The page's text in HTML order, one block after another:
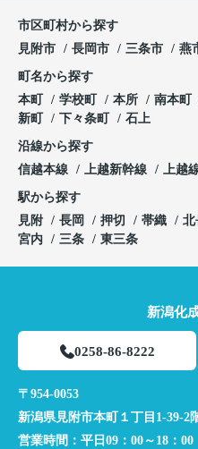
市区町村から探す
見附市
長岡市 三条市 燕
町名から探す
本町
学校町 本所 南本町
新町
下々条町 石上
沿線から探す
信越本線
上越新幹線 上越
駅から探す
見附
長岡 押切 帯織 北
宮内
三条 東三条
新潟化
0258-86-8222
〒954-0053
新潟県見附市本町１丁目1-39-2
営業時間： 平日09：00～18：